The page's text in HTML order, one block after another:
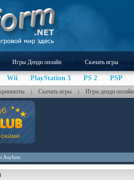
Игры Денди онлайн Скачать игры
Wii PlayStation 3 PS 2 PSP
| Скачать игры | Игры денди онлайн
Asylum